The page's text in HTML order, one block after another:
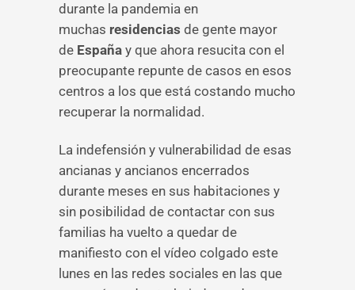
durante la pandemia en
muchas residencias de gente mayor
de España y que ahora resucita con el
preocupante repunte de casos en esos
centros a los que está costando mucho
recuperar la normalidad.
La indefensión y vulnerabilidad de esas
ancianas y ancianos encerrados
durante meses en sus habitaciones y
sin posibilidad de contactar con sus
familias ha vuelto a quedar de
manifiesto con el vídeo colgado este
lunes en las redes sociales en las que